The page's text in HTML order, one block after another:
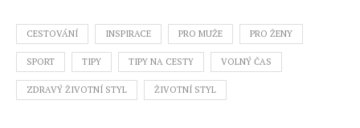
CESTOVÁNÍ INSPIRACE PRO MUŽE PRO ŽENY
SPORT TIPY TIPY NA CESTY VOLNÝ ČAS
ZDRAVÝ ŽIVOTNÍ STYL ŽIVOTNÍ STYL